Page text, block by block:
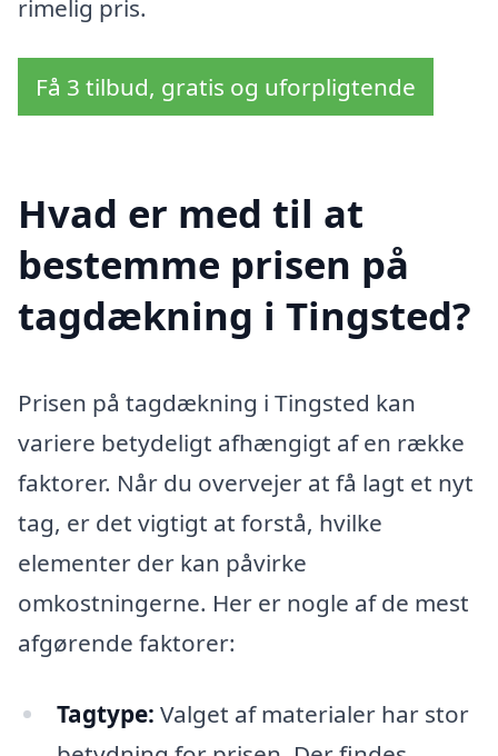
rimelig pris.
Få 3 tilbud, gratis og uforpligtende
Hvad er med til at
bestemme prisen på
tagdækning i Tingsted?
Prisen på tagdækning i Tingsted kan
variere betydeligt afhængigt af en række
faktorer. Når du overvejer at få lagt et nyt
tag, er det vigtigt at forstå, hvilke
elementer der kan påvirke
omkostningerne. Her er nogle af de mest
afgørende faktorer:
Tagtype: Valget af materialer har stor